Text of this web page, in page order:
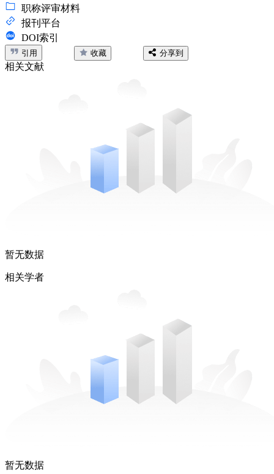
职称评审材料
报刊平台
DOI索引
引用 收藏 分享到
相关文献
暂无数据
相关学者
暂无数据